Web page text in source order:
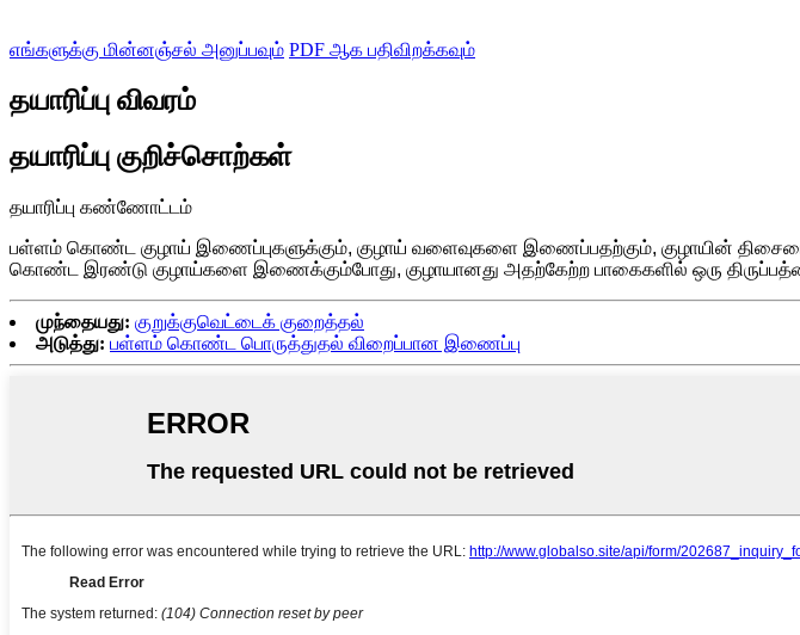
எங்களுக்கு மின்னஞ்சல் அனுப்பவும் PDF ஆக பதிவிறக்கவும்
தயாரிப்பு விவரம்
தயாரிப்பு குறிச்சொற்கள்
தயாரிப்பு கண்ணோட்டம்
பள்ளம் கொண்ட குழாய் இணைப்புகளுக்கும், குழாய் வளைவுகளை இணைப்பதற்கும், குழாயின்
கொண்ட இரண்டு குழாய்களை இணைக்கும்போது, ​​குழாயானது அதற்கேற்ற பாகைகளில் ஒரு
முந்தையது: குறுக்குவெட்டைக் குறைத்தல்
அடுத்து: பள்ளம் கொண்ட பொருத்துதல் விறைப்பான இணைப்பு